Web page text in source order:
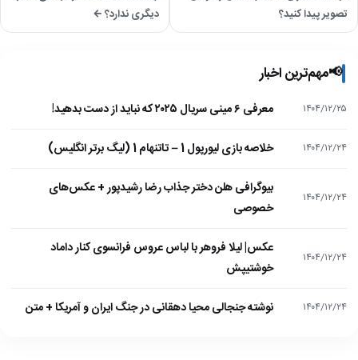
تصویر پیدا کنید؟
دیگری ندارد؟ ←
📢مهم‌ترین اخبار
۱۴۰۴/۱۲/۲۵ معرفی ۶ مینی سریال ۲۰۲۵ که نباید از دست بدهید!
۱۴۰۴/۱۲/۲۴ خلاصه بازی لیورپول 1 – تاتنهام 1 (لیگ برتر انگلیس)
۱۴۰۴/۱۲/۲۴
بیوگرافی هلن دختر جذاب رضا رشیدپور + عکس‌های
خصوصی
۱۴۰۴/۱۲/۲۴
عکس| لیلا فروهر با لباس عروس فرانسوی کنار داماد
خوشتیپش
۱۴۰۴/۱۲/۲۴ نوشته جنجالی محیا دهقانی در جنگ ایران و آمریکا + متن